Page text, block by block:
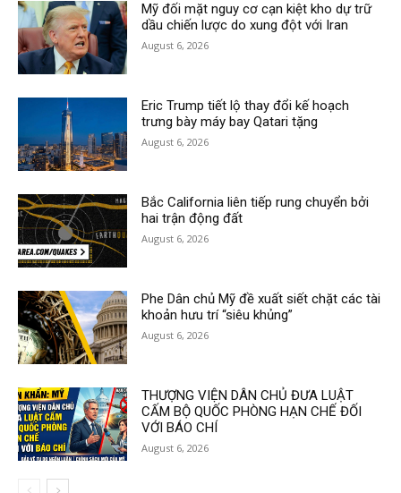
Mỹ đối mặt nguy cơ cạn kiệt kho dự trữ
dầu chiến lược do xung đột với Iran
August 6, 2026
Eric Trump tiết lộ thay đổi kế hoạch
trưng bày máy bay Qatari tặng
August 6, 2026
Bắc California liên tiếp rung chuyển bởi
hai trận động đất
August 6, 2026
Phe Dân chủ Mỹ đề xuất siết chặt các tài
khoản hưu trí “siêu khủng”
August 6, 2026
THƯỢNG VIỆN DÂN CHỦ ĐƯA LUẬT
CẤM BỘ QUỐC PHÒNG HẠN CHẾ ĐỐI
VỚI BÁO CHÍ
August 6, 2026